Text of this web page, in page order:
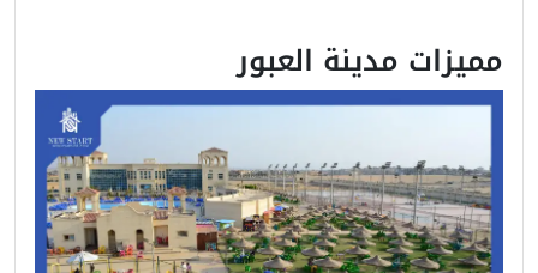
مميزات مدينة العبور